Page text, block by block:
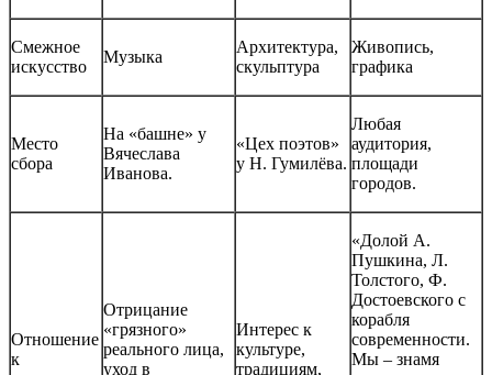
Смежное
искусство
Музыка
Архитектура,
скульптура
Живопись,
графика
Место
сбора
На «башне» у
Вячеслава
Иванова.
«Цех поэтов»
у Н. Гумилёва.
Любая
аудитория,
площади
городов.
Отношение
к
Отрицание
«грязного»
реального лица,
уход в
Интерес к
культуре,
традициям,
«Долой А.
Пушкина, Л.
Толстого, Ф.
Достоевского с
корабля
современности.
Мы – знамя